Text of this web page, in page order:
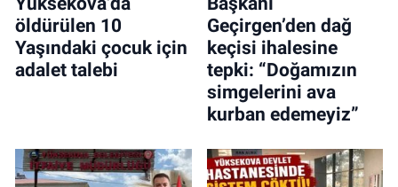
öldürülen 10
Yaşındaki çocuk için
adalet talebi
Geçirgen’den dağ
keçisi ihalesine
tepki: “Doğamızın
simgelerini ava
kurban edemeyiz”